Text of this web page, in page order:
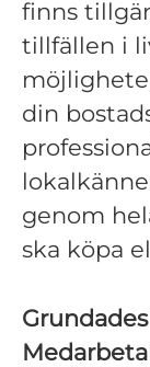
finns
tillfällen i
din
genom
ska köpa
Grundades